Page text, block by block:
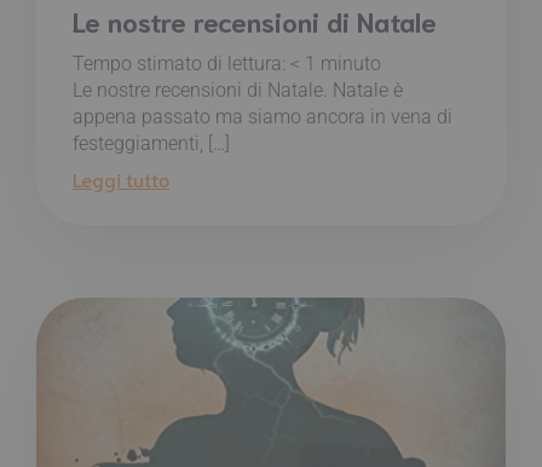
Le nostre recensioni di Natale
Tempo stimato di lettura: < 1 minuto
Le nostre recensioni di Natale. Natale è
appena passato ma siamo ancora in vena di
festeggiamenti, […]
Leggi tutto